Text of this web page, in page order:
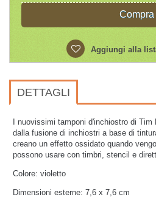
Compra
Aggiungi alla
DETTAGLI
I nuovissimi tamponi d'inchiostro di
dalla fusione di inchiostri a base di
creano un effetto ossidato quando
possono usare con timbri, stencil e
Colore: violetto
Dimensioni esterne: 7,6 x 7,6 cm